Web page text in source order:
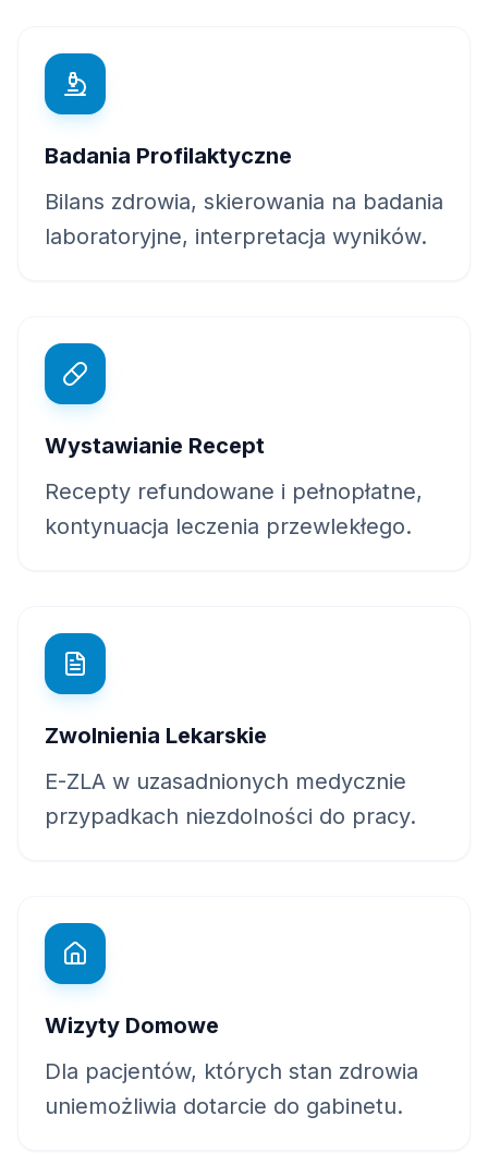
Badania Profilaktyczne
Bilans zdrowia, skierowania na badania
laboratoryjne, interpretacja wyników.
Wystawianie Recept
Recepty refundowane i pełnopłatne,
kontynuacja leczenia przewlekłego.
Zwolnienia Lekarskie
E-ZLA w uzasadnionych medycznie
przypadkach niezdolności do pracy.
Wizyty Domowe
Dla pacjentów, których stan zdrowia
uniemożliwia dotarcie do gabinetu.